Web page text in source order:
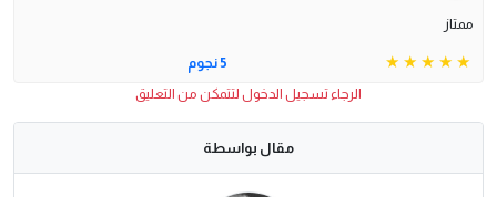
ممتاز
5 نجوم
الرجاء تسجيل الدخول لتتمكن من التعليق
مقال بواسطة